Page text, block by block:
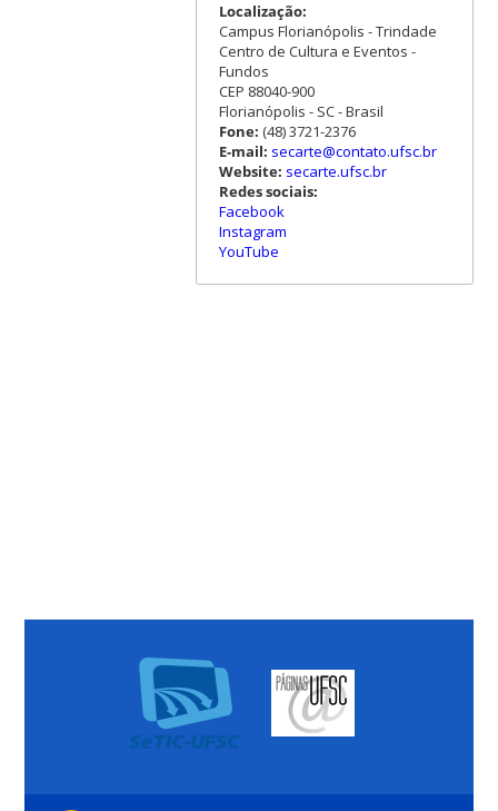
Localização:
Campus Florianópolis - Trindade
Centro de Cultura e Eventos -
Fundos
CEP 88040-900
Florianópolis - SC - Brasil
Fone: (48) 3721-2376
E-mail: secarte@contato.ufsc.br
Website: secarte.ufsc.br
Redes sociais:
Facebook
Instagram
YouTube